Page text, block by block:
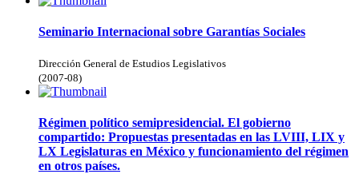
Seminario Internacional sobre Garantías Sociales
Dirección General de Estudios Legislativos
(2007-08)
Régimen político semipresidencial. El gobierno
compartido: Propuestas presentadas en las LVIII, LIX y
LX Legislaturas en México y funcionamiento del régimen
en otros países.